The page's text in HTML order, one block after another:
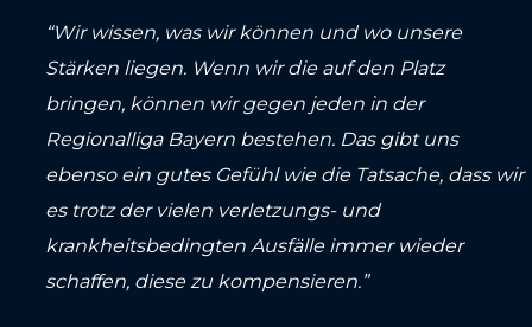
“Wir wissen, was wir können und wo unsere
Stärken liegen. Wenn wir die auf den Platz
bringen, können wir gegen jeden in der
Regionalliga Bayern bestehen. Das gibt uns
ebenso ein gutes Gefühl wie die Tatsache, dass wir
es trotz der vielen verletzungs- und
krankheitsbedingten Ausfälle immer wieder
schaffen, diese zu kompensieren.”